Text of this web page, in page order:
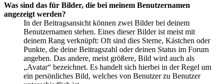
Was sind das für Bilder, die bei meinem Benutzernamen
angezeigt werden?
In der Beitragsansicht können zwei Bilder bei deinem
Benutzernamen stehen. Eines dieser Bilder ist meist mit
deinem Rang verknüpft: Oft sind dies Sterne, Kästchen oder
Punkte, die deine Beitragszahl oder deinen Status im Forum
angeben. Das andere, meist größere, Bild wird auch als
„Avatar“ bezeichnet. Es handelt sich hierbei in der Regel um
ein persönliches Bild, welches von Benutzer zu Benutzer